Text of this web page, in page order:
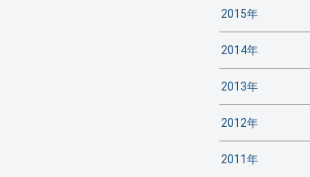
2015年
2014年
2013年
2012年
2011年